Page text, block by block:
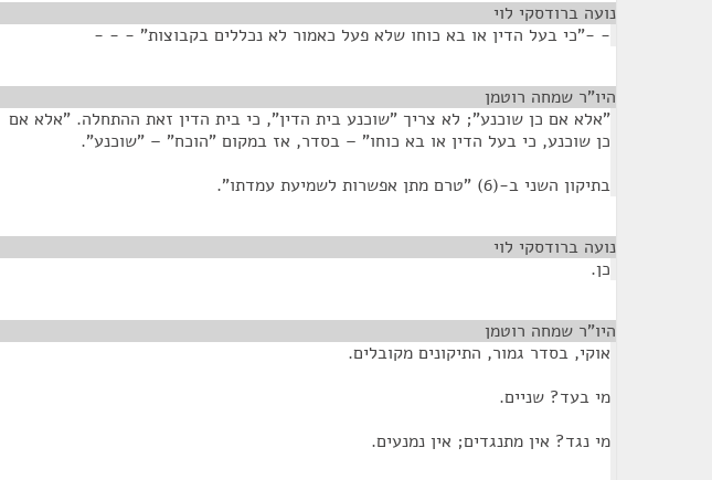
נועה ברודסקי לוי
- -"כי בעל הדין או בא כוחו שלא פעל כאמור לא נכללים בקבוצות" - - -
היו"ר שמחה רוטמן
"אלא אם כן שוכנע"; לא צריך "שוכנע בית הדין", כי בית הדין זאת ההתחלה. "אלא אם
כן שוכנע, כי בעל הדין או בא כוחו" – בסדר, אז במקום "הוכח" – "שוכנע".
בתיקון השני ב-(6) "טרם מתן אפשרות לשמיעת עמדתו".
נועה ברודסקי לוי
כן.
היו"ר שמחה רוטמן
אוקי, בסדר גמור, התיקונים מקובלים.
מי בעד? שניים.
מי נגד? אין מתנגדים; אין נמנעים.